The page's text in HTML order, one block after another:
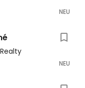
NEU
NEU